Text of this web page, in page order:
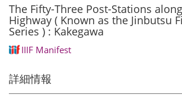
The Fifty-Three Post-Stations
Highway ( Known as the Jinbutsu
Series ) : Kakegawa
IIIF Manifest
詳細情報